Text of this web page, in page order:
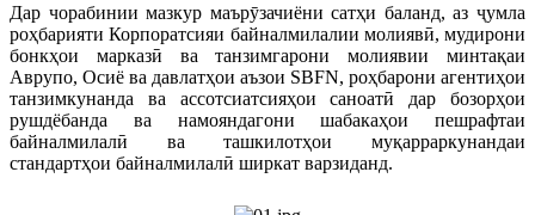
Дар чорабинии мазкур маърӯзачиёни сатҳи баланд, аз ҷумла
роҳбарияти Корпоратсияи байналмилалии молиявӣ, мудирони
бонкҳои марказӣ ва танзимгарони молиявии минтақаи
Аврупо, Осиё ва давлатҳои аъзои SBFN, роҳбарони агентиҳои
танзимкунанда ва ассотсиатсияҳои саноатӣ дар бозорҳои
рушдёбанда ва намояндагони шабакаҳои пешрафтаи
байналмилалӣ ва ташкилотҳои муқарраркунандаи
стандартҳои байналмилалӣ ширкат варзиданд.